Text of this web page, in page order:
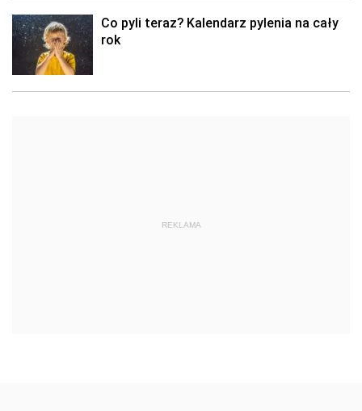
Co pyli teraz? Kalendarz pylenia na cały
rok
REKLAMA